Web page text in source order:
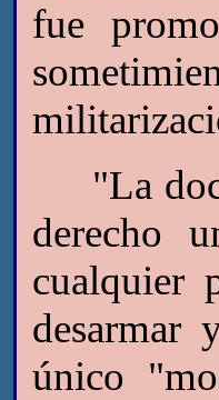
fue
"La
derecho
cualquier
desarmar
único